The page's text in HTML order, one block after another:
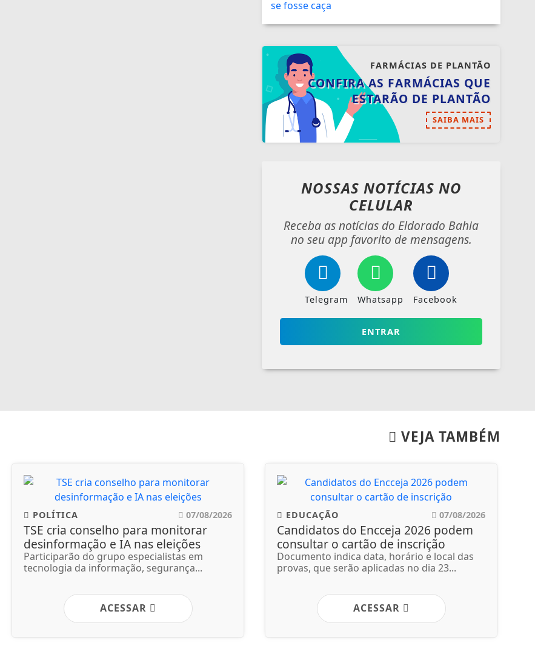
FARMÁCIAS DE PLANTÃO
CONFIRA AS FARMÁCIAS QUE
ESTARÃO DE PLANTÃO
SAIBA MAIS
NOSSAS NOTÍCIAS NO
CELULAR
Receba as notícias do Eldorado Bahia
no seu app favorito de mensagens.
Telegram Whatsapp Facebook
ENTRAR
VEJA TAMBÉM
POLÍTICA 07/08/2026
TSE cria conselho para monitorar
desinformação e IA nas eleições
Participarão do grupo especialistas em
tecnologia da informação, segurança...
ACESSAR
EDUCAÇÃO 07/08/2026
Candidatos do Encceja 2026 podem
consultar o cartão de inscrição
Documento indica data, horário e local das
provas, que serão aplicadas no dia 23...
ACESSAR